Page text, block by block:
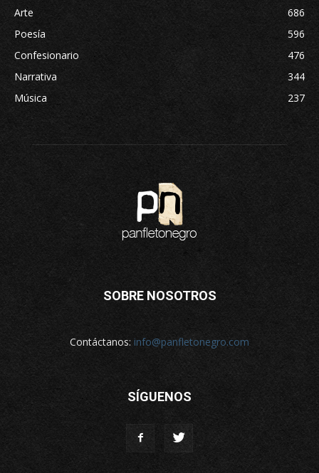
Arte
686
Poesía
596
Confesionario
476
Narrativa
344
Música
237
SOBRE NOSOTROS
Contáctanos: info@panfletonegro.com
SÍGUENOS